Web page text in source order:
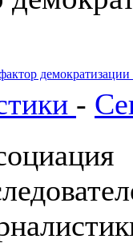
демократизации
-